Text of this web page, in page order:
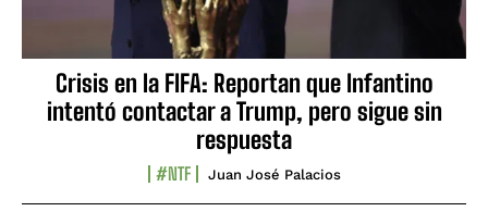
Crisis en la FIFA: Reportan que Infantino
intentó contactar a Trump, pero sigue sin
respuesta
#NTF Juan José Palacios